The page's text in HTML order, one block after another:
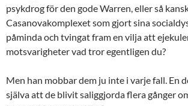
psykdrog för den gode Warren, eller så
Casanovakomplexet som gjort sina
påminda och tvingat fram en vilja att
motsvarigheter vad tror egentligen du?
Men han mobbar dem ju inte i varje fall. En
själva att de blivit saliggjorda flera gånger